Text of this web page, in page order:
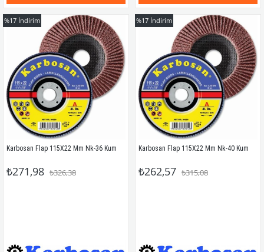
Karbosan Flap 115X22 Mm Nk-36 Kum
₺271,98 ₺326,38
%17 İndirim
Karbosan Flap 115X22 Mm Nk-40 Kum
₺262,57 ₺315,08
%17 İndirim